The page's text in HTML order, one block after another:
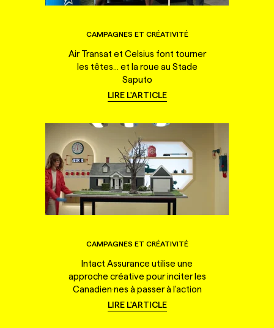
CAMPAGNES ET CRÉATIVITÉ
Air Transat et Celsius font tourner
les têtes... et la roue au Stade
Saputo
LIRE L'ARTICLE
CAMPAGNES ET CRÉATIVITÉ
Intact Assurance utilise une
approche créative pour inciter les
Canadien·nes à passer à l'action
LIRE L'ARTICLE